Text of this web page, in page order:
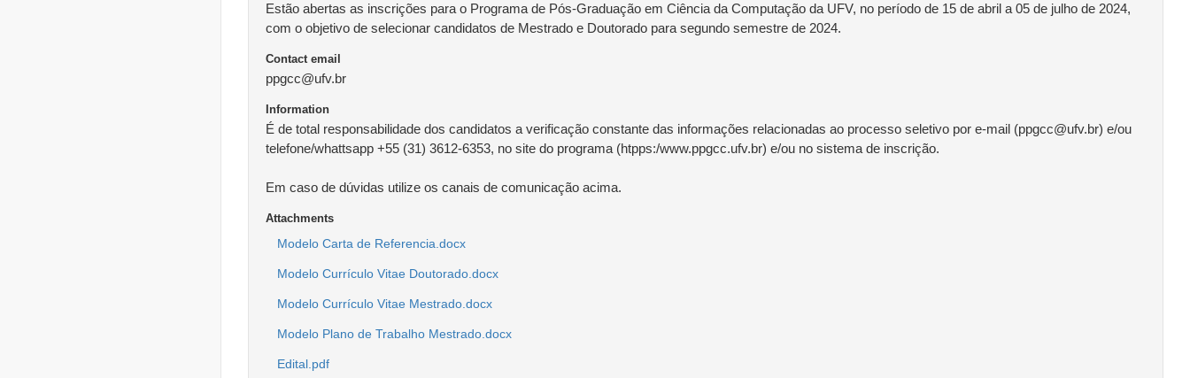
Estão abertas as inscrições para o Programa de Pós-Graduação em Ciência da Computação da UFV, no período de 15 de abril a 05 de julho de 2024,
com o objetivo de selecionar candidatos de Mestrado e Doutorado para segundo semestre de 2024.
Contact email
ppgcc@ufv.br
Information
É de total responsabilidade dos candidatos a verificação constante das informações relacionadas ao processo seletivo por e-mail (ppgcc@ufv.br) e/ou
telefone/whattsapp +55 (31) 3612-6353, no site do programa (htpps:/www.ppgcc.ufv.br) e/ou no sistema de inscrição.
Em caso de dúvidas utilize os canais de comunicação acima.
Attachments